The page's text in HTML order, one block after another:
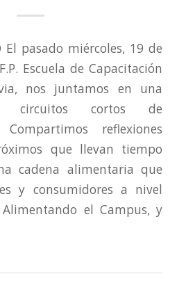
El pasado miércoles, 19 de
Escuela de Capacitación
nos juntamos en una
circuitos cortos de
Compartimos reflexiones
que llevan tiempo
cadena alimentaria que
y consumidores a nivel
Alimentando el Campus, y